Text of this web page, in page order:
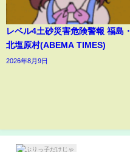
レベル4土砂災害危険警報 福島・
北塩原村(ABEMA TIMES)
2026年8月9日